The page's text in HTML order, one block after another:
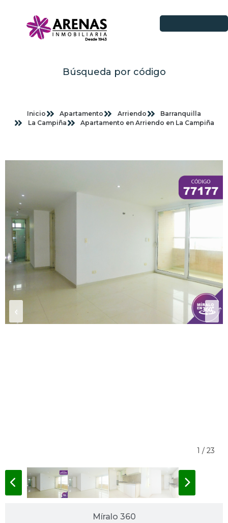
Búsqueda por código
Inicio Apartamento Arriendo
Barranquilla
La Campiña
Apartamento en Arriendo en La Campiña
Míralo 360
1 / 23
‹ ›